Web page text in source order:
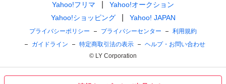
Yahoo!フリマ
Yahoo!オークション
Yahoo!ショッピング
Yahoo! JAPAN
プライバシーポリシー プライバシーセンター
利用規約
ガイドライン
特定商取引法の表示
ヘルプ・お問い合わせ
© LY Corporation